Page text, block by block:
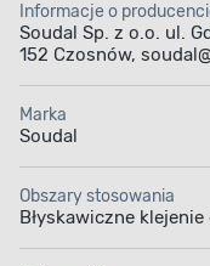
Informacje o
Soudal Sp. z o.o. ul.
152 Czosnów,
Marka
Soudal
Obszary stosowania
Błyskawiczne